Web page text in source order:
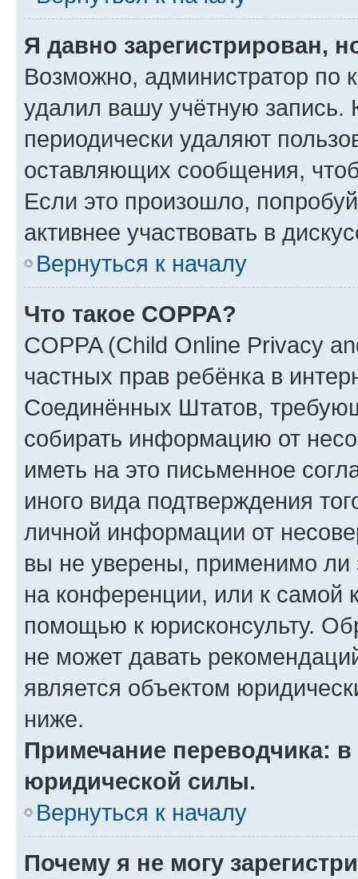
Я давно зарегистрирован,
Возможно, администратор по
удалил вашу учётную запись.
периодически удаляют
оставляющих сообщения,
Если это произошло,
активнее участвовать в
Вернуться к началу
Что такое COPPA?
COPPA (Child Online Privacy
частных прав ребёнка в
Соединённых Штатов,
собирать информацию от
иметь на это письменное
иного вида подтверждения
личной информации от
вы не уверены, применимо ли
на конференции, или к самой
помощью к юрисконсульту.
не может давать
является объектом
ниже.
Примечание переводчика:
юридической силы.
Вернуться к началу
Почему я не могу